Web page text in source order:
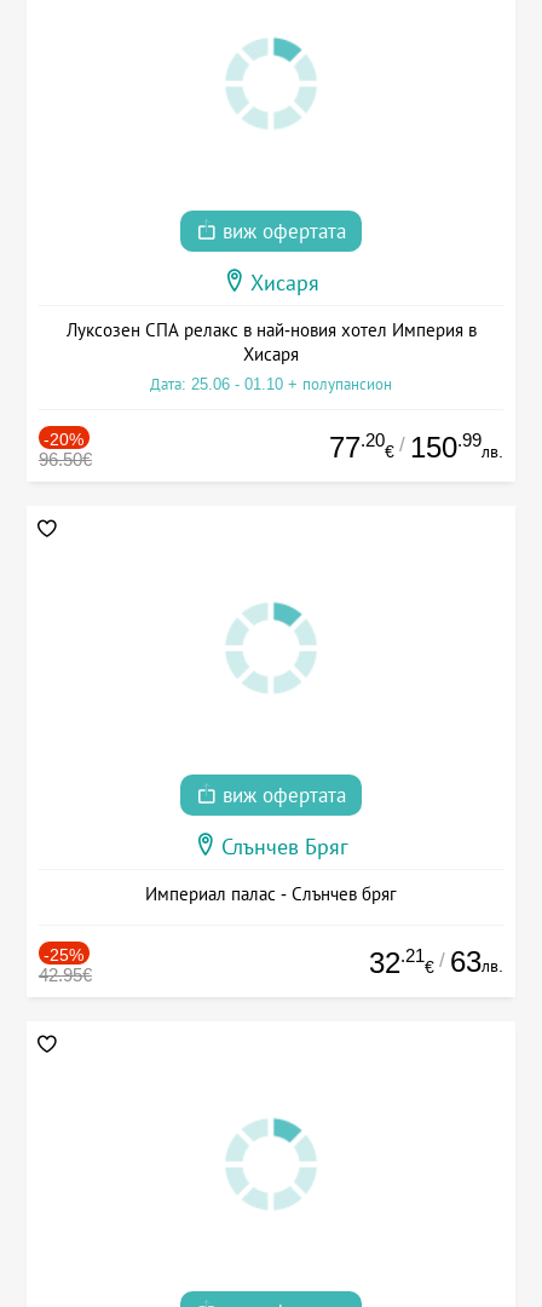
виж офертата
Хисаря
Луксозен СПА релакс в най-новия хотел Империя в
Хисаря
Дата: 25.06 - 01.10 + полупансион
-20%
96.50€ 77.20
€ / 150.99
лв.
виж офертата
Слънчев Бряг
Империал палас - Слънчев бряг
-25%
42.95€ 32.21
€ / 63лв.